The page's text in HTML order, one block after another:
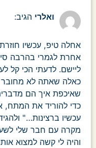
ואלרי הגיב:
אחלה טיפ, עכשיו
אחרת לגמרי בהרבה
ליישם. לדעתי הכי קל
כאלה שאתה לא מחובר
שאיכפת איך הם
כדי להוריד את
עכשיו ברצינות…"
מקרה עם חבר שלי
והיה לי קשה למצוא